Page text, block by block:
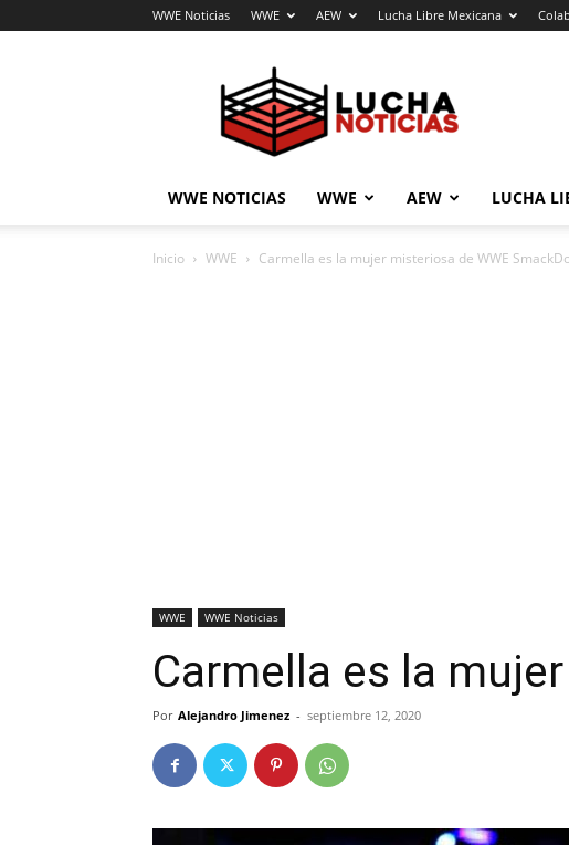
WWE Noticias WWE AEW Lucha Libre Mexicana
Noticias
WWE NOTICIAS WWE AEW LUCHA
Inicio WWE Carmella es la mujer misteriosa de WWE
WWE WWE Noticias
Carmella es la
Por Alejandro Jimenez - septiembre 12, 2020